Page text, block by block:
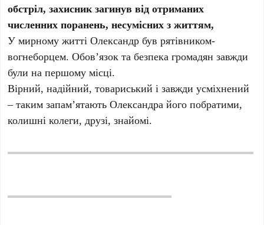
обстріл, захисник загинув від отриманих
численних поранень, несумісних з життям,
У мирному житті Олександр був рятівником-
вогнеборцем. Обов’язок та безпека громадян завжди
були на першому місці.
Вірний, надійний, товариський і завжди усміхнений
– таким запам’ятають Олександра його побратими,
колишні колеги, друзі, знайомі.